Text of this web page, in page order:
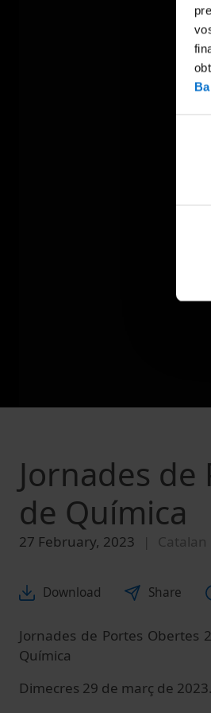
Jornades
de Química
27 February, 2023 Catalan
Download Share
Jornades de Portes Obertes
Química
Dimecres 29 de març de